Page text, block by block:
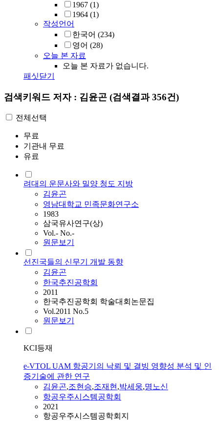
1967 (1)
1964 (1)
작성언어
한국어 (234)
영어 (28)
오늘 본 자료
오늘 본 자료가 없습니다.
패싯닫기
검색키워드 저자 : 김윤곤 (검색결과 356건)
전체선택
무료
기관내 무료
유료
려대의 운문사와 밀양 청도 지방
김윤곤
영남대학교 민족문화연구소
1983
삼국유사연구(상)
Vol.- No.-
원문보기
선진국들의 신무기 개발 동향
김윤곤
한국추진공학회
2011
한국추진공학회 학술대회논문집
Vol.2011 No.5
원문보기
KCI등재
e-VTOL UAM 항공기의 낙뢰 및 결빙 영향성 분석 및 인
증기술에 관한 연구
김윤곤,조현승,조재현,박세웅,명노신
항공우주시스템공학회
2021
항공우주시스템공학회지